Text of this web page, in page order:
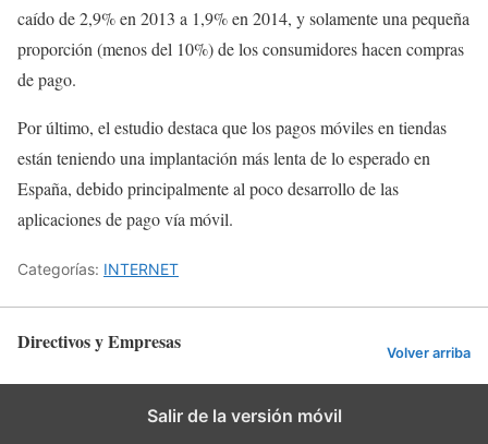
caído de 2,9% en 2013 a 1,9% en 2014, y solamente una pequeña
proporción (menos del 10%) de los consumidores hacen compras
de pago.
Por último, el estudio destaca que los pagos móviles en tiendas
están teniendo una implantación más lenta de lo esperado en
España, debido principalmente al poco desarrollo de las
aplicaciones de pago vía móvil.
Categorías: INTERNET
Directivos y Empresas Volver arriba
Salir de la versión móvil